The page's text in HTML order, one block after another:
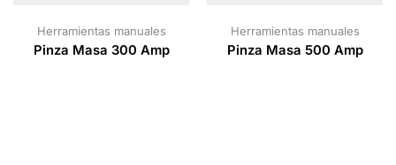
Herramientas manuales
Pinza Masa 300 Amp
Herramientas manuales
Pinza Masa 500 Amp